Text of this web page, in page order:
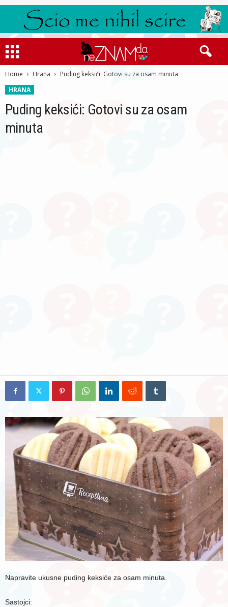
Home Hrana
Puding keksići: Gotovi su za osam minuta
HRANA
Puding keksići: Gotovi su za osam
minuta
Napravite ukusne puding keksiće za osam minuta.
Sastojci: